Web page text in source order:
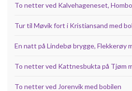
To netter ved Kalvehageneset,
Tur til Møvik fort i Kristiansand med
En natt på Lindebø brygge, Flekkerøy
To netter ved Kattnesbukta på Tjøm
To netter ved Jorenvik med bobilen